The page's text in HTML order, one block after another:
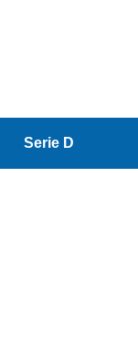
Serie D